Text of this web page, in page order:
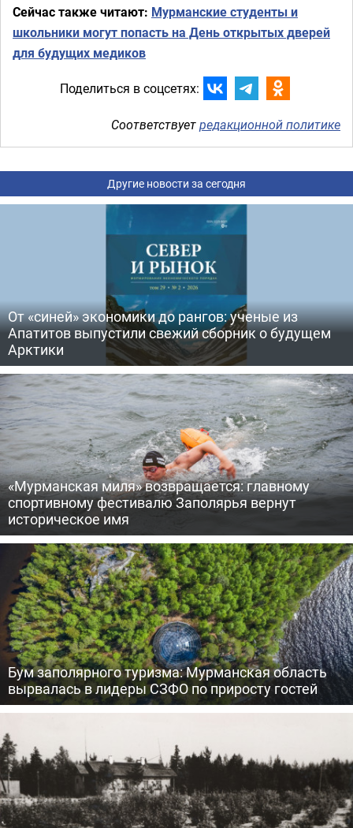
Сейчас также читают: Мурманские студенты и
школьники могут попасть на День открытых дверей
для будущих медиков
Поделиться в соцсетях:
Соответствуетредакционной политике
Другие новости за сегодня
От «синей» экономики до рангов: ученые из
Апатитов выпустили свежий сборник о будущем
Арктики
«Мурманская миля» возвращается: главному
спортивному фестивалю Заполярья вернут
историческое имя
Бум заполярного туризма: Мурманская область
вырвалась в лидеры СЗФО по приросту гостей